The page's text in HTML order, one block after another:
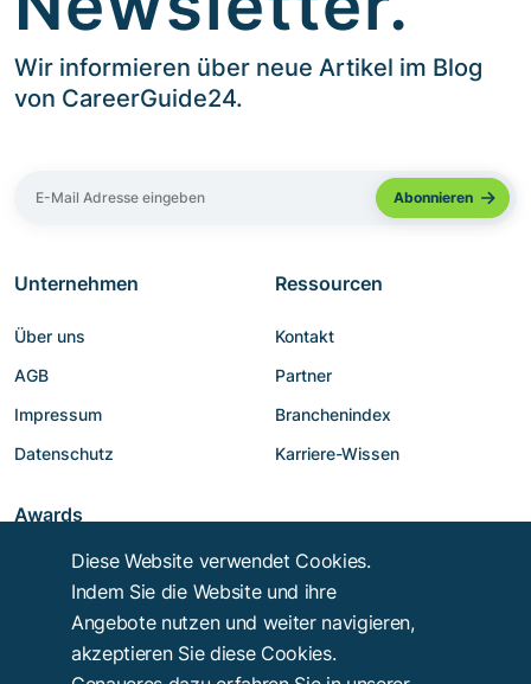
Wir informieren über neue Artikel im Blog
von CareerGuide24.
Unternehmen
Über uns
AGB
Impressum
Datenschutz
Ressourcen
Kontakt
Partner
Branchenindex
Karriere-Wissen
Awards
Diese Website verwendet Cookies.
Indem Sie die Website und ihre
Angebote nutzen und weiter navigieren,
akzeptieren Sie diese Cookies.